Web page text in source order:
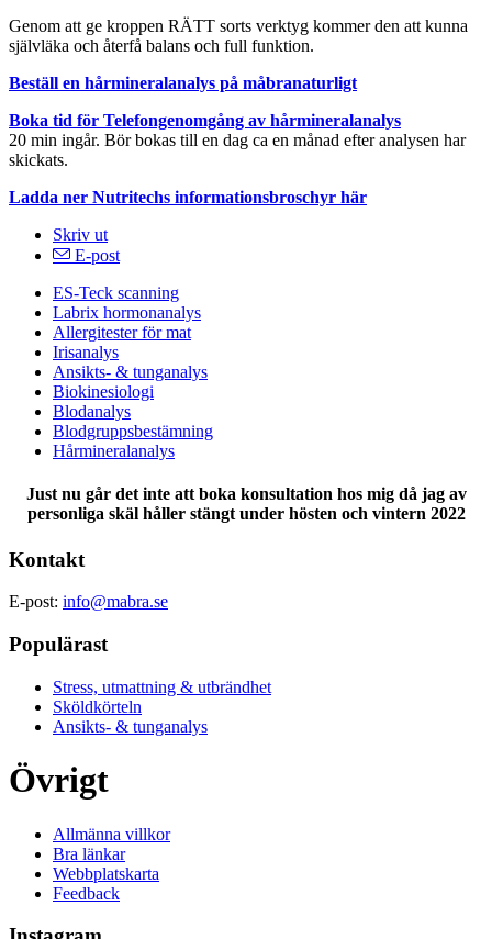
Genom att ge kroppen RÄTT sorts verktyg kommer den att kunna
självläka och återfå balans och full funktion.
Beställ en hårmineralanalys på måbranaturligt
Boka tid för Telefongenomgång av hårmineralanalys
20 min ingår. Bör bokas till en dag ca en månad efter analysen har
skickats.
Ladda ner Nutritechs informationsbroschyr här
Skriv ut
E-post
ES-Teck scanning
Labrix hormonanalys
Allergitester för mat
Irisanalys
Ansikts- & tunganalys
Biokinesiologi
Blodanalys
Blodgruppsbestämning
Hårmineralanalys
Just nu går det inte att boka konsultation hos mig då jag av
personliga skäl håller stängt under hösten och vintern 2022
Kontakt
E-post: info@mabra.se
Populärast
Stress, utmattning & utbrändhet
Sköldkörteln
Ansikts- & tunganalys
Övrigt
Allmänna villkor
Bra länkar
Webbplatskarta
Feedback